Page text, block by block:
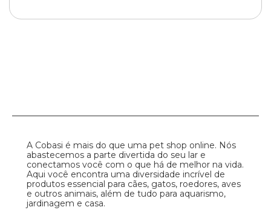
A Cobasi é mais do que uma pet shop online. Nós
abastecemos a parte divertida do seu lar e
conectamos você com o que há de melhor na vida.
Aqui você encontra uma diversidade incrível de
produtos essencial para cães, gatos, roedores, aves
e outros animais, além de tudo para aquarismo,
jardinagem e casa.